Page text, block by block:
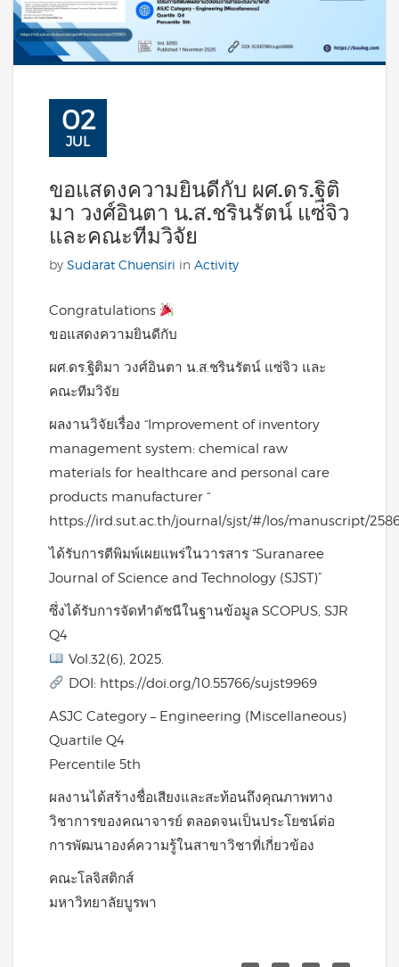
02
JUL
ขอแสดงความยินดีกับ ผศ.ดร.ฐิติ
มา วงศ์อินตา น.ส.ชรินรัตน์ แซ่จิว
และคณะทีมวิจัย
by Sudarat Chuensiri in Activity
Congratulations
ขอแสดงความยินดีกับ
ผศ.ดร.ฐิติมา วงศ์อินตา น.ส.ชรินรัตน์ แซ่จิว และ
คณะทีมวิจัย
ผลงานวิจัยเรื่อง “Improvement of inventory
management system: chemical raw
materials for healthcare and personal care
products manufacturer “
https://ird.sut.ac.th/journal/sjst/#/los/manuscript/
ได้รับการตีพิมพ์เผยแพร่ในวารสาร “Suranaree
Journal of Science and Technology (SJST)”
ซึ่งได้รับการจัดทำดัชนีในฐานข้อมูล SCOPUS, SJR
Q4
Vol.32(6), 2025.
DOI: https://doi.org/10.55766/sujst9969
ASJC Category – Engineering (Miscellaneous)
Quartile Q4
Percentile 5th
ผลงานได้สร้างชื่อเสียงและสะท้อนถึงคุณภาพทาง
วิชาการของคณาจารย์ ตลอดจนเป็นประโยชน์ต่อ
การพัฒนาองค์ความรู้ในสาขาวิชาที่เกี่ยวข้อง
คณะโลจิสติกส์
มหาวิทยาลัยบูรพา